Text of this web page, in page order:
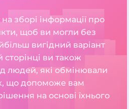
зборі інформації про
щоб ви могли без
вигідний варіант
ви також
людей, які обмінювали
що допоможе вам
на основі їхнього